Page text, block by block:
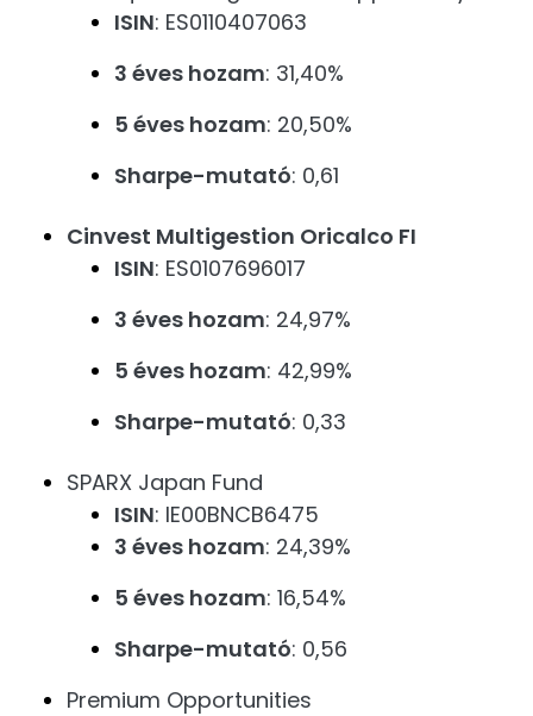
ISIN: ES0110407063
3 éves hozam: 31,40%
5 éves hozam: 20,50%
Sharpe-mutató: 0,61
Cinvest Multigestion Oricalco FI
ISIN: ES0107696017
3 éves hozam: 24,97%
5 éves hozam: 42,99%
Sharpe-mutató: 0,33
SPARX Japan Fund
ISIN: IE00BNCB6475
3 éves hozam: 24,39%
5 éves hozam: 16,54%
Sharpe-mutató: 0,56
Premium Opportunities